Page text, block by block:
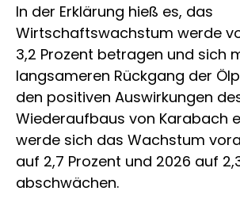
In der Erklärung hieß es, das
Wirtschaftswachstum werde
3,2 Prozent betragen und sich
langsameren Rückgang der
den positiven Auswirkungen
Wiederaufbaus von Karabach
werde sich das Wachstum
auf 2,7 Prozent und 2026 auf
abschwächen.